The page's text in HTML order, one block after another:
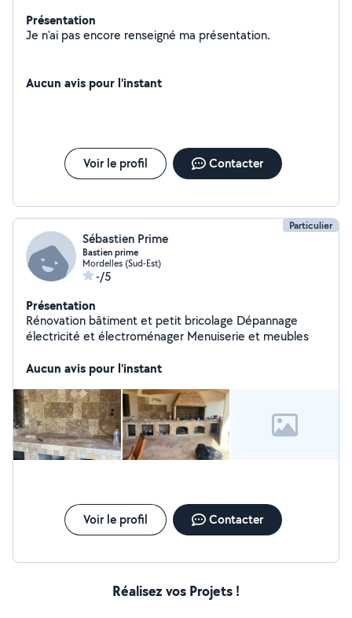
Présentation
Je n'ai pas encore renseigné ma présentation.
Aucun avis pour l'instant
Voir le profil Contacter
Particulier
Sébastien Prime
Bastien prime
Mordelles (Sud-Est)
-/5
Présentation
Rénovation bâtiment et petit bricolage Dépannage
électricité et électroménager Menuiserie et meubles
Aucun avis pour l'instant
Voir le profil Contacter
Réalisez vos Projets !